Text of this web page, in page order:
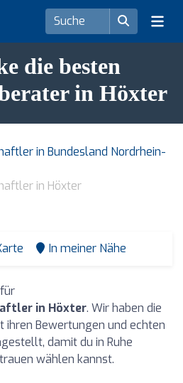
die besten
in Höxter
in Bundesland Nordrhein-
in Höxter
In meiner Nähe
in Höxter. Wir haben die
ihren Bewertungen und echten
damit du in Ruhe
wählen kannst.